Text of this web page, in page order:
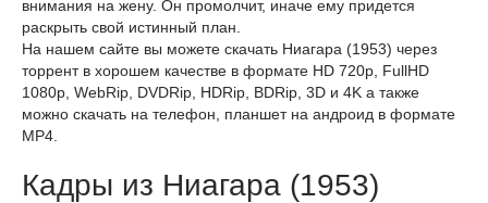
внимания на жену. Он промолчит, иначе ему придется
раскрыть свой истинный план.
На нашем сайте вы можете скачать Ниагара (1953) через
торрент в хорошем качестве в формате HD 720p, FullHD
1080p, WebRip, DVDRip, HDRip, BDRip, 3D и 4K а также
можно скачать на телефон, планшет на андроид в формате
MP4.
Кадры из Ниагара (1953)